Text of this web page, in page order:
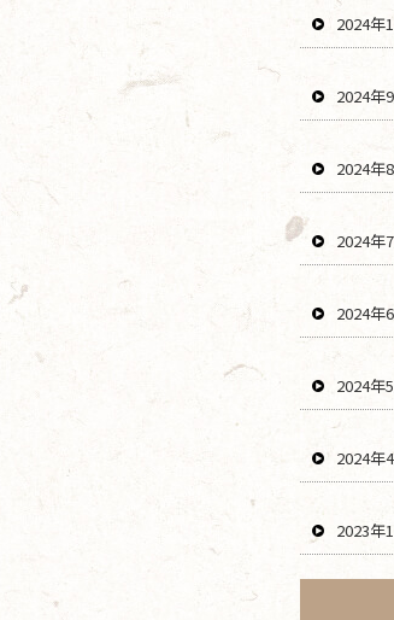
2024年
2024年
2024年
2024年
2024年
2024年
2024年
2023年